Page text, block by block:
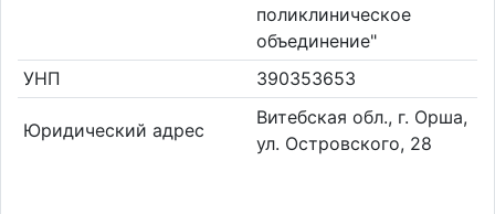
поликлиническое
объединение"
УНП
390353653
Юридический адрес
Витебская обл., г. Орша,
ул. Островского, 28